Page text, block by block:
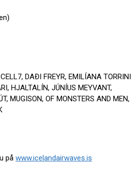
DAÐI FREYR, EMILÍANA TORRINI
HJALTALÍN, JÚNÍUS MEYVANT,
MUGISON, OF MONSTERS AND MEN,
på www.icelandairwaves.is